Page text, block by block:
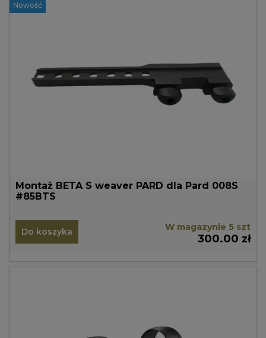
Nowość
Montaż BETA S weaver PARD dla Pard 008S
#85BTS
Do koszyka W magazynie 5 szt
300.00 zł